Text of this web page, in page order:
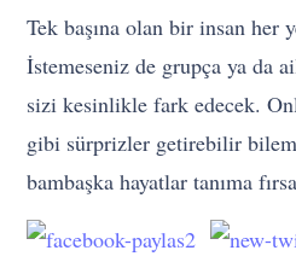
Tek başına olan bir insan her
İstemeseniz de grupça ya da
sizi kesinlikle fark edecek.
gibi sürprizler getirebilir
bambaşka hayatlar tanıma